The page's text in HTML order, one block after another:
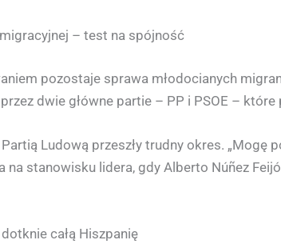
– test na spójność
pozostaje sprawa młodocianych
dwie główne partie – PP i PSOE –
Ludową przeszły trudny okres. „Mogę
na stanowisku lidera, gdy Alberto Núñez
całą Hiszpanię